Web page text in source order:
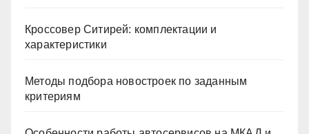
Кроссовер Ситирей: комплектации и
характеристики
Методы подбора новостроек по заданным
критериям